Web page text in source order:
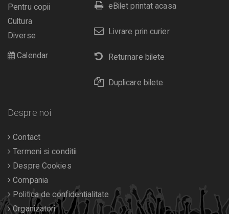
eBilet printat acasa
Livrare prin curier
Returnare bilete
Duplicare bilete
Pentru copii
Cultura
Diverse
Calendar
Despre noi
Contact
Termeni si conditii
Despre Cookies
Compania
Politica de confidentialitate
Organizatori